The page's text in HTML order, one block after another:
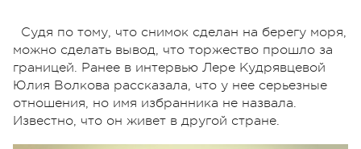
Судя по тому, что снимок сделан на берегу моря,
можно сделать вывод, что торжество прошло за
границей. Ранее в интервью Лере Кудрявцевой
Юлия Волкова рассказала, что у нее серьезные
отношения, но имя избранника не назвала.
Известно, что он живет в другой стране.